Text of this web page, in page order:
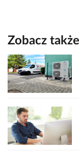
Zobacz także